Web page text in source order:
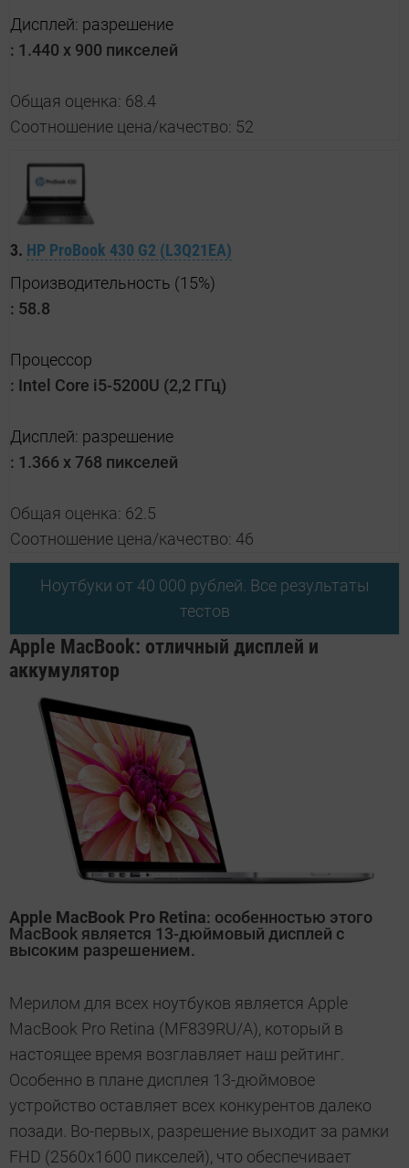
Дисплей: разрешение
: 1.440 x 900 пикселей
Общая оценка: 68.4
Соотношение цена/качество: 52
3. HP ProBook 430 G2 (L3Q21EA)
Производительность (15%)
: 58.8
Процессор
: Intel Core i5-5200U (2,2 ГГц)
Дисплей: разрешение
: 1.366 x 768 пикселей
Общая оценка: 62.5
Соотношение цена/качество: 46
Ноутбуки от 40 000 рублей. Все результаты
тестов
Apple MacBook: отличный дисплей и
аккумулятор
Apple MacBook Pro Retina: особенностью этого
MacBook является 13-дюймовый дисплей с
высоким разрешением.
Мерилом для всех ноутбуков является Apple
MacBook Pro Retina (MF839RU/A), который в
настоящее время возглавляет наш рейтинг.
Особенно в плане дисплея 13-дюймовое
устройство оставляет всех конкурентов далеко
позади. Во-первых, разрешение выходит за рамки
FHD (2560х1600 пикселей), что обеспечивает